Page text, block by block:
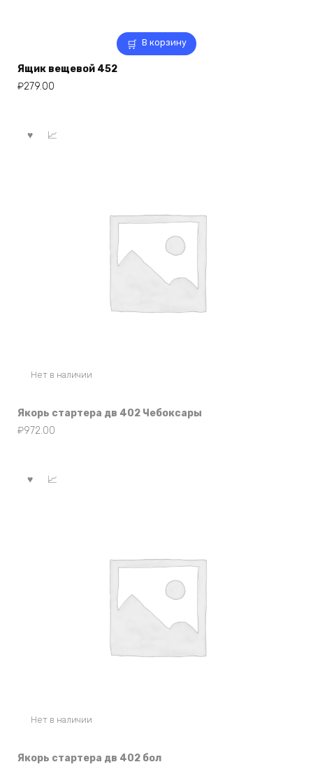
В корзину
Ящик вещевой 452
₽279.00
Нет в наличии
Якорь стартера дв 402 Чебоксары
₽972.00
Нет в наличии
Якорь стартера дв 402 бол